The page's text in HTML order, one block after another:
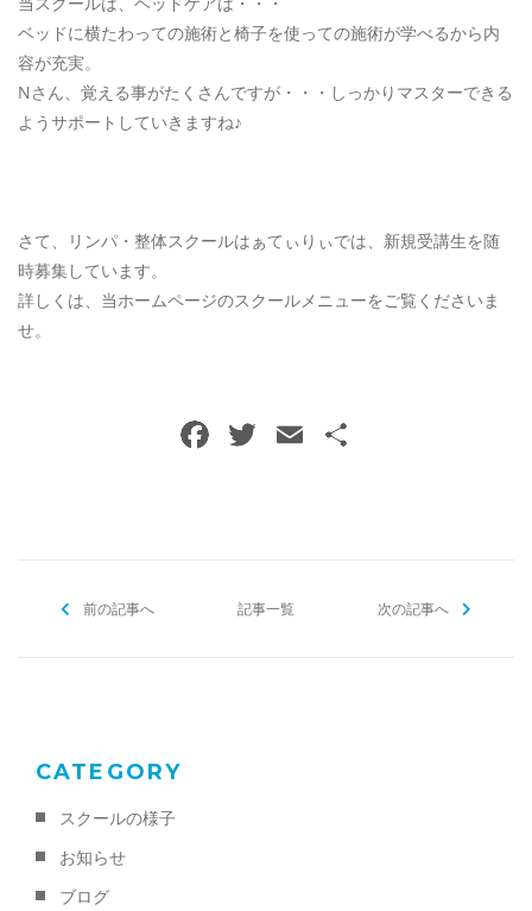
ベッドに横たわっての施術と椅子を使っての施術が学べるから内
容が充実。
Nさん、覚える事がたくさんですが・・・しっかりマスターできる
ようサポートしていきますね♪
さて、リンパ・整体スクールはぁてぃりぃでは、新規受講生を随
時募集しています。
詳しくは、当ホームページのスクールメニューをご覧くださいま
せ。
F
o
T E
前の記事へ 記事一覧 次の記事へ
CATEGORY
スクールの様子
お知らせ
ブログ